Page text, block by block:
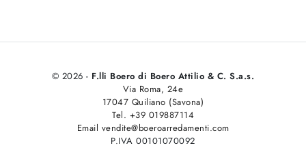
© 2026 - F.lli Boero di Boero Attilio & C. S.a.s.
Via Roma, 24e
17047 Quiliano (Savona)
Tel. +39 019887114
Email vendite@boeroarredamenti.com
P.IVA 00101070092